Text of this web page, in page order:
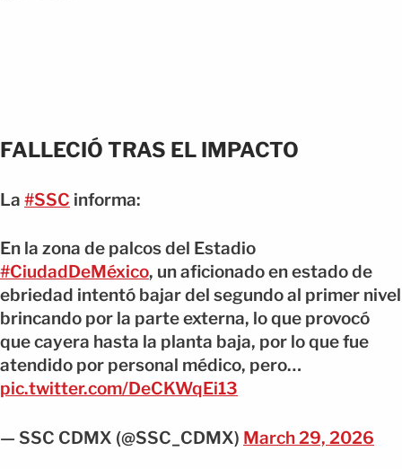
FALLECIÓ TRAS EL IMPACTO
La #SSC informa:
En la zona de palcos del Estadio
#CiudadDeMéxico, un aficionado en estado de
ebriedad intentó bajar del segundo al primer nivel
brincando por la parte externa, lo que provocó
que cayera hasta la planta baja, por lo que fue
atendido por personal médico, pero…
pic.twitter.com/DeCKWqEi13
— SSC CDMX (@SSC_CDMX) March 29, 2026